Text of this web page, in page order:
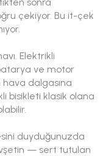
çekiyor. Bu it-çek
Elektrikli
ve motor
hava dalgasına
bisikleti klasik olana
duyduğunuzda
— sert tutulan